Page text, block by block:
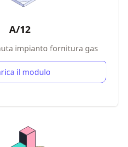
A/12
impianto fornitura gas
il modulo